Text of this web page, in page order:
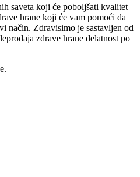
saveta koji će poboljšati kvalitet
hrane koji će vam pomoći da
način. Zdravisimo je sastavljen od
zdrave hrane delatnost po